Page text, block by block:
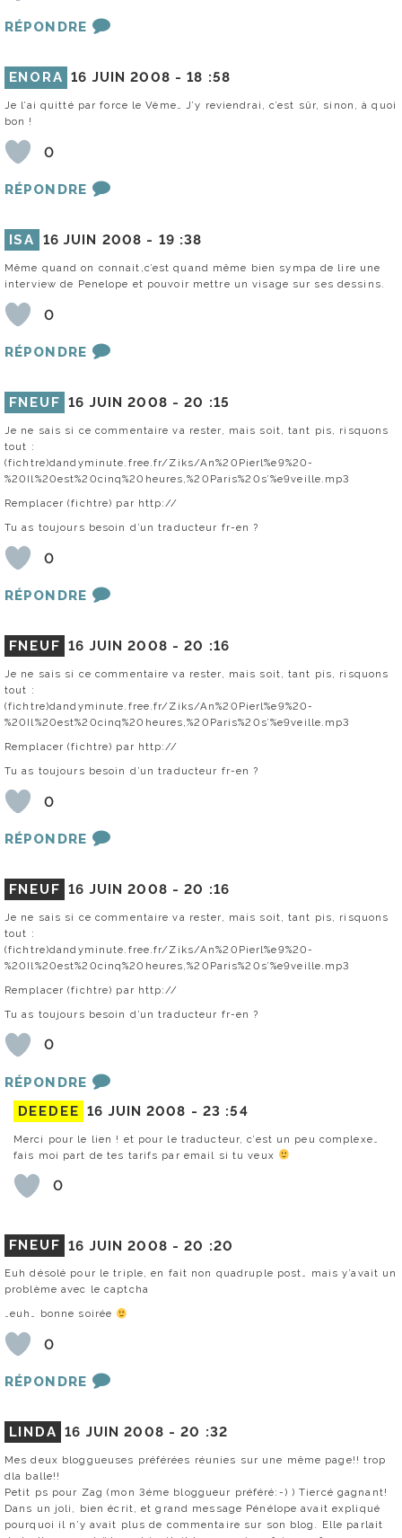
RÉPONDRE
ENORA 16 JUIN 2008 -18 :58
Je l’ai quitté par force le Vème… J’y reviendrai, c’est sûr, sinon, à quoi
bon !
0
RÉPONDRE
ISA 16 JUIN 2008 - 19 :38
Même quand on connait,c’est quand même bien sympa de lire une
interview de Penelope et pouvoir mettre un visage sur ses dessins.
0
RÉPONDRE
FNEUF 16 JUIN 2008 -20 :15
Je ne sais si ce commentaire va rester, mais soit, tant pis, risquons
tout :
(fichtre)dandyminute.free.fr/Ziks/An%20Pierl%e9%20-
%20Il%20est%20cinq%20heures,%20Paris%20s’%e9veille.mp3
Remplacer (fichtre) par http://
Tu as toujours besoin d’un traducteur fr-en ?
0
RÉPONDRE
FNEUF 16 JUIN 2008 -20 :16
Je ne sais si ce commentaire va rester, mais soit, tant pis, risquons
tout :
(fichtre)dandyminute.free.fr/Ziks/An%20Pierl%e9%20-
%20Il%20est%20cinq%20heures,%20Paris%20s’%e9veille.mp3
Remplacer (fichtre) par http://
Tu as toujours besoin d’un traducteur fr-en ?
0
RÉPONDRE
FNEUF 16 JUIN 2008 -20 :16
Je ne sais si ce commentaire va rester, mais soit, tant pis, risquons
tout :
(fichtre)dandyminute.free.fr/Ziks/An%20Pierl%e9%20-
%20Il%20est%20cinq%20heures,%20Paris%20s’%e9veille.mp3
Remplacer (fichtre) par http://
Tu as toujours besoin d’un traducteur fr-en ?
0
RÉPONDRE
DEEDEE 16 JUIN 2008 - 23 :54
Merci pour le lien ! et pour le traducteur, c’est un peu complexe…
fais moi part de tes tarifs par email si tu veux
0
FNEUF 16 JUIN 2008 -20 :20
Euh désolé pour le triple, en fait non quadruple post… mais y’avait un
problème avec le captcha
…euh… bonne soirée
0
RÉPONDRE
LINDA 16 JUIN 2008 -20 :32
Mes deux bloggueuses préférées réunies sur une même page!! trop
dla balle!!
Petit ps pour Zag (mon 3éme bloggueur préféré:-) ) Tiercé gagnant!
Dans un joli, bien écrit, et grand message Pénélope avait expliqué
pourquoi il n’y avait plus de commentaire sur son blog. Elle parlait